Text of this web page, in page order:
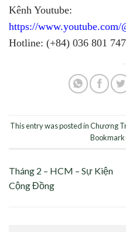
Kênh Youtube:
https://www.youtube.com/
Hotline: (+84) 036 801
This entry was posted inChương
Bookmark
Tháng 2 – HCM – Sự Kiện
Cộng Đồng